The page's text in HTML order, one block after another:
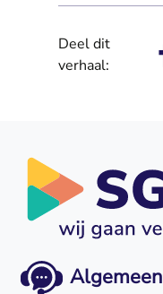
Deel dit
verhaal:
Algemeen